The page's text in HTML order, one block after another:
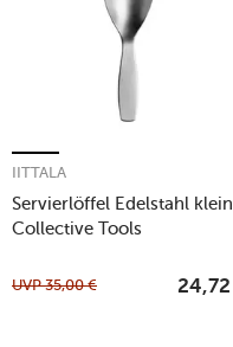
Servierlöffel Edelstahl klein
Collective Tools
IITTALA
UVP35,00 € 24,72